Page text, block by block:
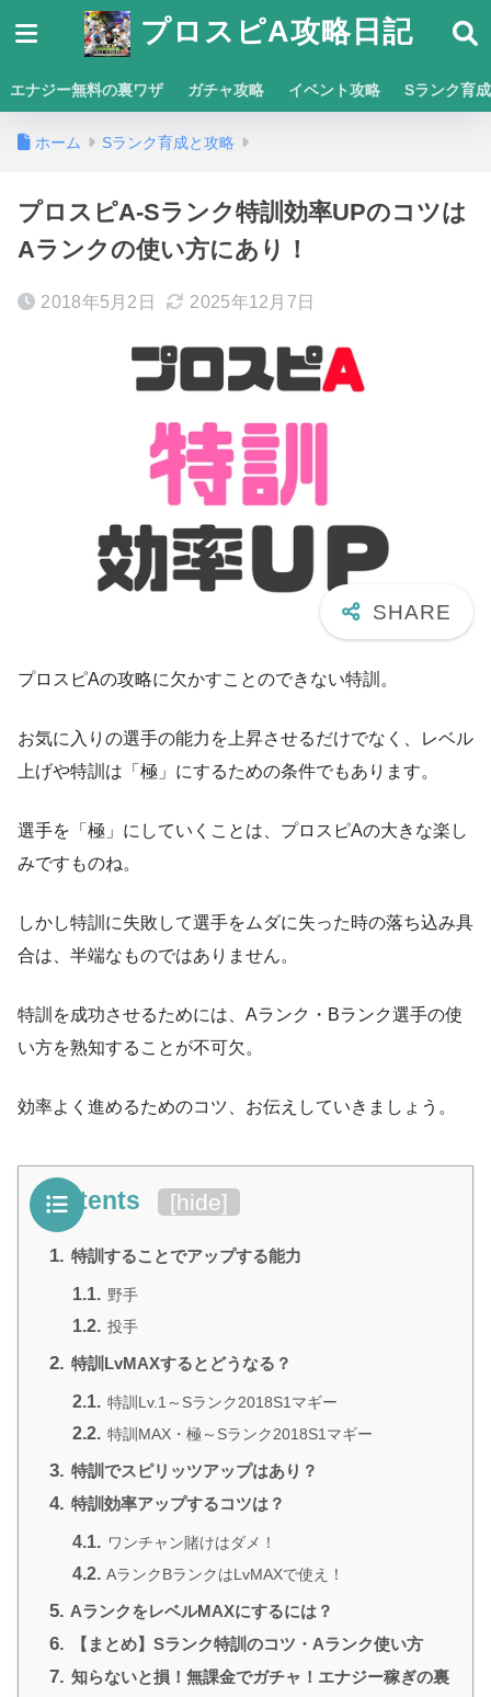
プロスピA攻略日記
エナジー無料の裏ワザ ガチャ攻略 イベント攻略 Sランク育
ホーム Sランク育成と攻略
プロスピA-Sランク特訓効率UPのコツは
Aランクの使い方にあり！
2018年5月2日 2025年12月7日
プロスピAの攻略に欠かすことのできない特訓。
お気に入りの選手の能力を上昇させるだけでなく、レベル
上げや特訓は「極」にするための条件でもあります。
選手を「極」にしていくことは、プロスピAの大きな楽し
みですものね。
しかし特訓に失敗して選手をムダに失った時の落ち込み具
合は、半端なものではありません。
特訓を成功させるためには、Aランク・Bランク選手の使
い方を熟知することが不可欠。
効率よく進めるためのコツ、お伝えしていきましょう。
Contents [hide]
1. 特訓することでアップする能力
1.1. 野手
1.2. 投手
2. 特訓LvMAXするとどうなる？
2.1. 特訓Lv.1～Sランク2018S1マギー
2.2. 特訓MAX・極～Sランク2018S1マギー
3. 特訓でスピリッツアップはあり？
4. 特訓効率アップするコツは？
4.1. ワンチャン賭けはダメ！
4.2. AランクBランクはLvMAXで使え！
5. AランクをレベルMAXにするには？
6. 【まとめ】Sランク特訓のコツ・Aランク使い方
7. 知らないと損！無課金でガチャ！エナジー稼ぎの裏